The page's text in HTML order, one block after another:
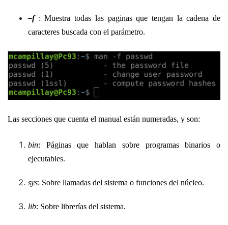
–f : Muestra todas las paginas que tengan la cadena de
caracteres buscada con el parámetro.
Las secciones que cuenta el manual están numeradas, y son:
bin: Páginas que hablan sobre programas binarios o
ejecutables.
sys: Sobre llamadas del sistema o funciones del núcleo.
lib: Sobre librerías del sistema.